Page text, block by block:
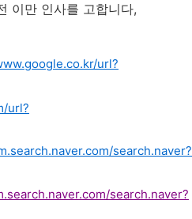
이만 인사를 고합니다,
url?
url?
search.naver?
search.naver?